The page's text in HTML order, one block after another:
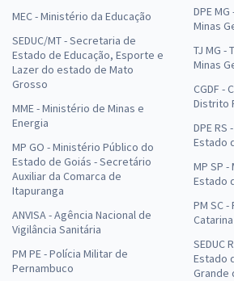
MEC - Ministério da Educação
SEDUC/MT - Secretaria de
Estado de Educação, Esporte e
Lazer do estado de Mato
Grosso
MME - Ministério de Minas e
Energia
MP GO - Ministério Público do
Estado de Goiás - Secretário
Auxiliar da Comarca de
Itapuranga
ANVISA - Agência Nacional de
Vigilância Sanitária
PM PE - Polícia Militar de
Pernambuco
DPE
Minas
TJ MG -
Minas
CGDF -
Distrito
DPE
Estado
MP SP
Estado
PM SC
Catarina
SEDUC
Estado
Grande